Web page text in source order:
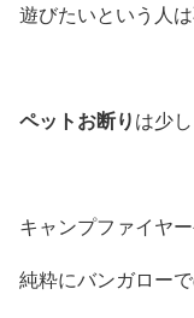
遊びたいという人は
ペットお断りは少
キャンプファイヤ
純粋にバンガロー